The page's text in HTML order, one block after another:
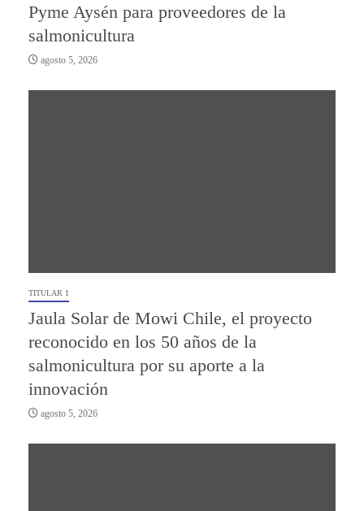
Pyme Aysén para proveedores de la
salmonicultura
agosto 5, 2026
TITULAR 1
Jaula Solar de Mowi Chile, el proyecto
reconocido en los 50 años de la
salmonicultura por su aporte a la
innovación
agosto 5, 2026